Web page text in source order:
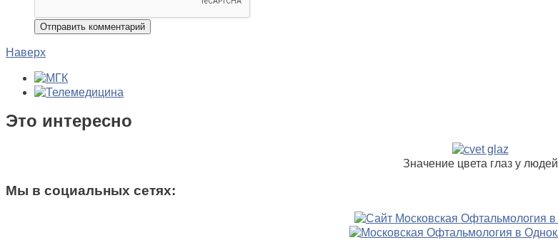
Наверх
Это интересно
Значение цвета глаз у людей
Мы в социальных сетях: